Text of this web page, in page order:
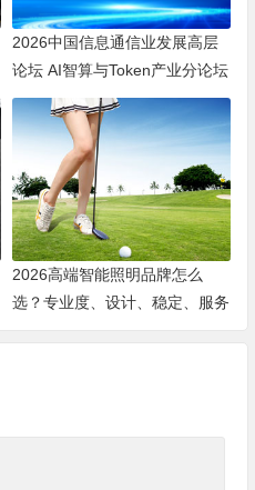
2026中国信息通信业发展高层
论坛 AI智算与Token产业分论坛
顺利举办
2026高端智能照明品牌怎么
选？专业度、设计、稳定、服务
四大维度深度盘点